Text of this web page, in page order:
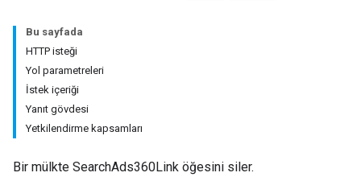
Bu sayfada
HTTP isteği
Yol parametreleri
İstek içeriği
Yanıt gövdesi
Yetkilendirme kapsamları
Bir mülkte SearchAds360Link öğesini siler.